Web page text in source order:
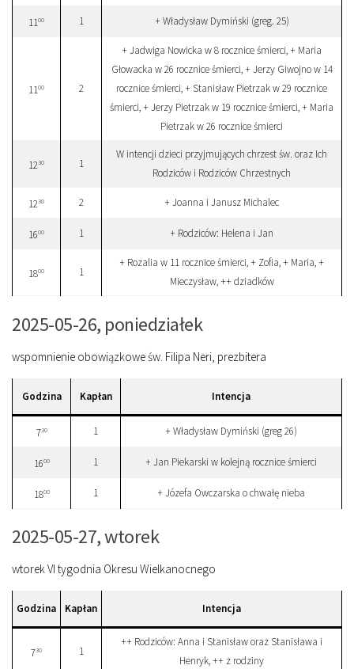
1100 1 + Władysław Dymiński (greg. 25)
1100 2
+ Jadwiga Nowicka w 8 rocznice śmierci, + Maria
Głowacka w 26 rocznice śmierci, + Jerzy Giwojno w 14
rocznice śmierci, + Stanisław Pietrzak w 29 rocznice
śmierci, + Jerzy Pietrzak w 19 rocznice śmierci, + Maria
Pietrzak w 26 rocznice śmierci
1230 1
W intencji dzieci przyjmujących chrzest św. oraz Ich
Rodziców i Rodziców Chrzestnych
1230 2 + Joanna i Janusz Michalec
1600 1 + Rodziców: Helena i Jan
1800 1
+ Rozalia w 11 rocznice śmierci, + Zofia, + Maria, +
Mieczysław, ++ dziadków
2025-05-26, poniedziałek
wspomnienie obowiązkowe św. Filipa Neri, prezbitera
Godzina Kapłan Intencja
730 1 + Władysław Dymiński (greg 26)
1600 1 + Jan Piekarski w kolejną rocznice śmierci
1800 1 + Józefa Owczarska o chwałę nieba
2025-05-27, wtorek
wtorek VI tygodnia Okresu Wielkanocnego
Godzina Kapłan Intencja
730 1
++ Rodziców: Anna i Stanisław oraz Stanisława i
Henryk, ++ z rodziny